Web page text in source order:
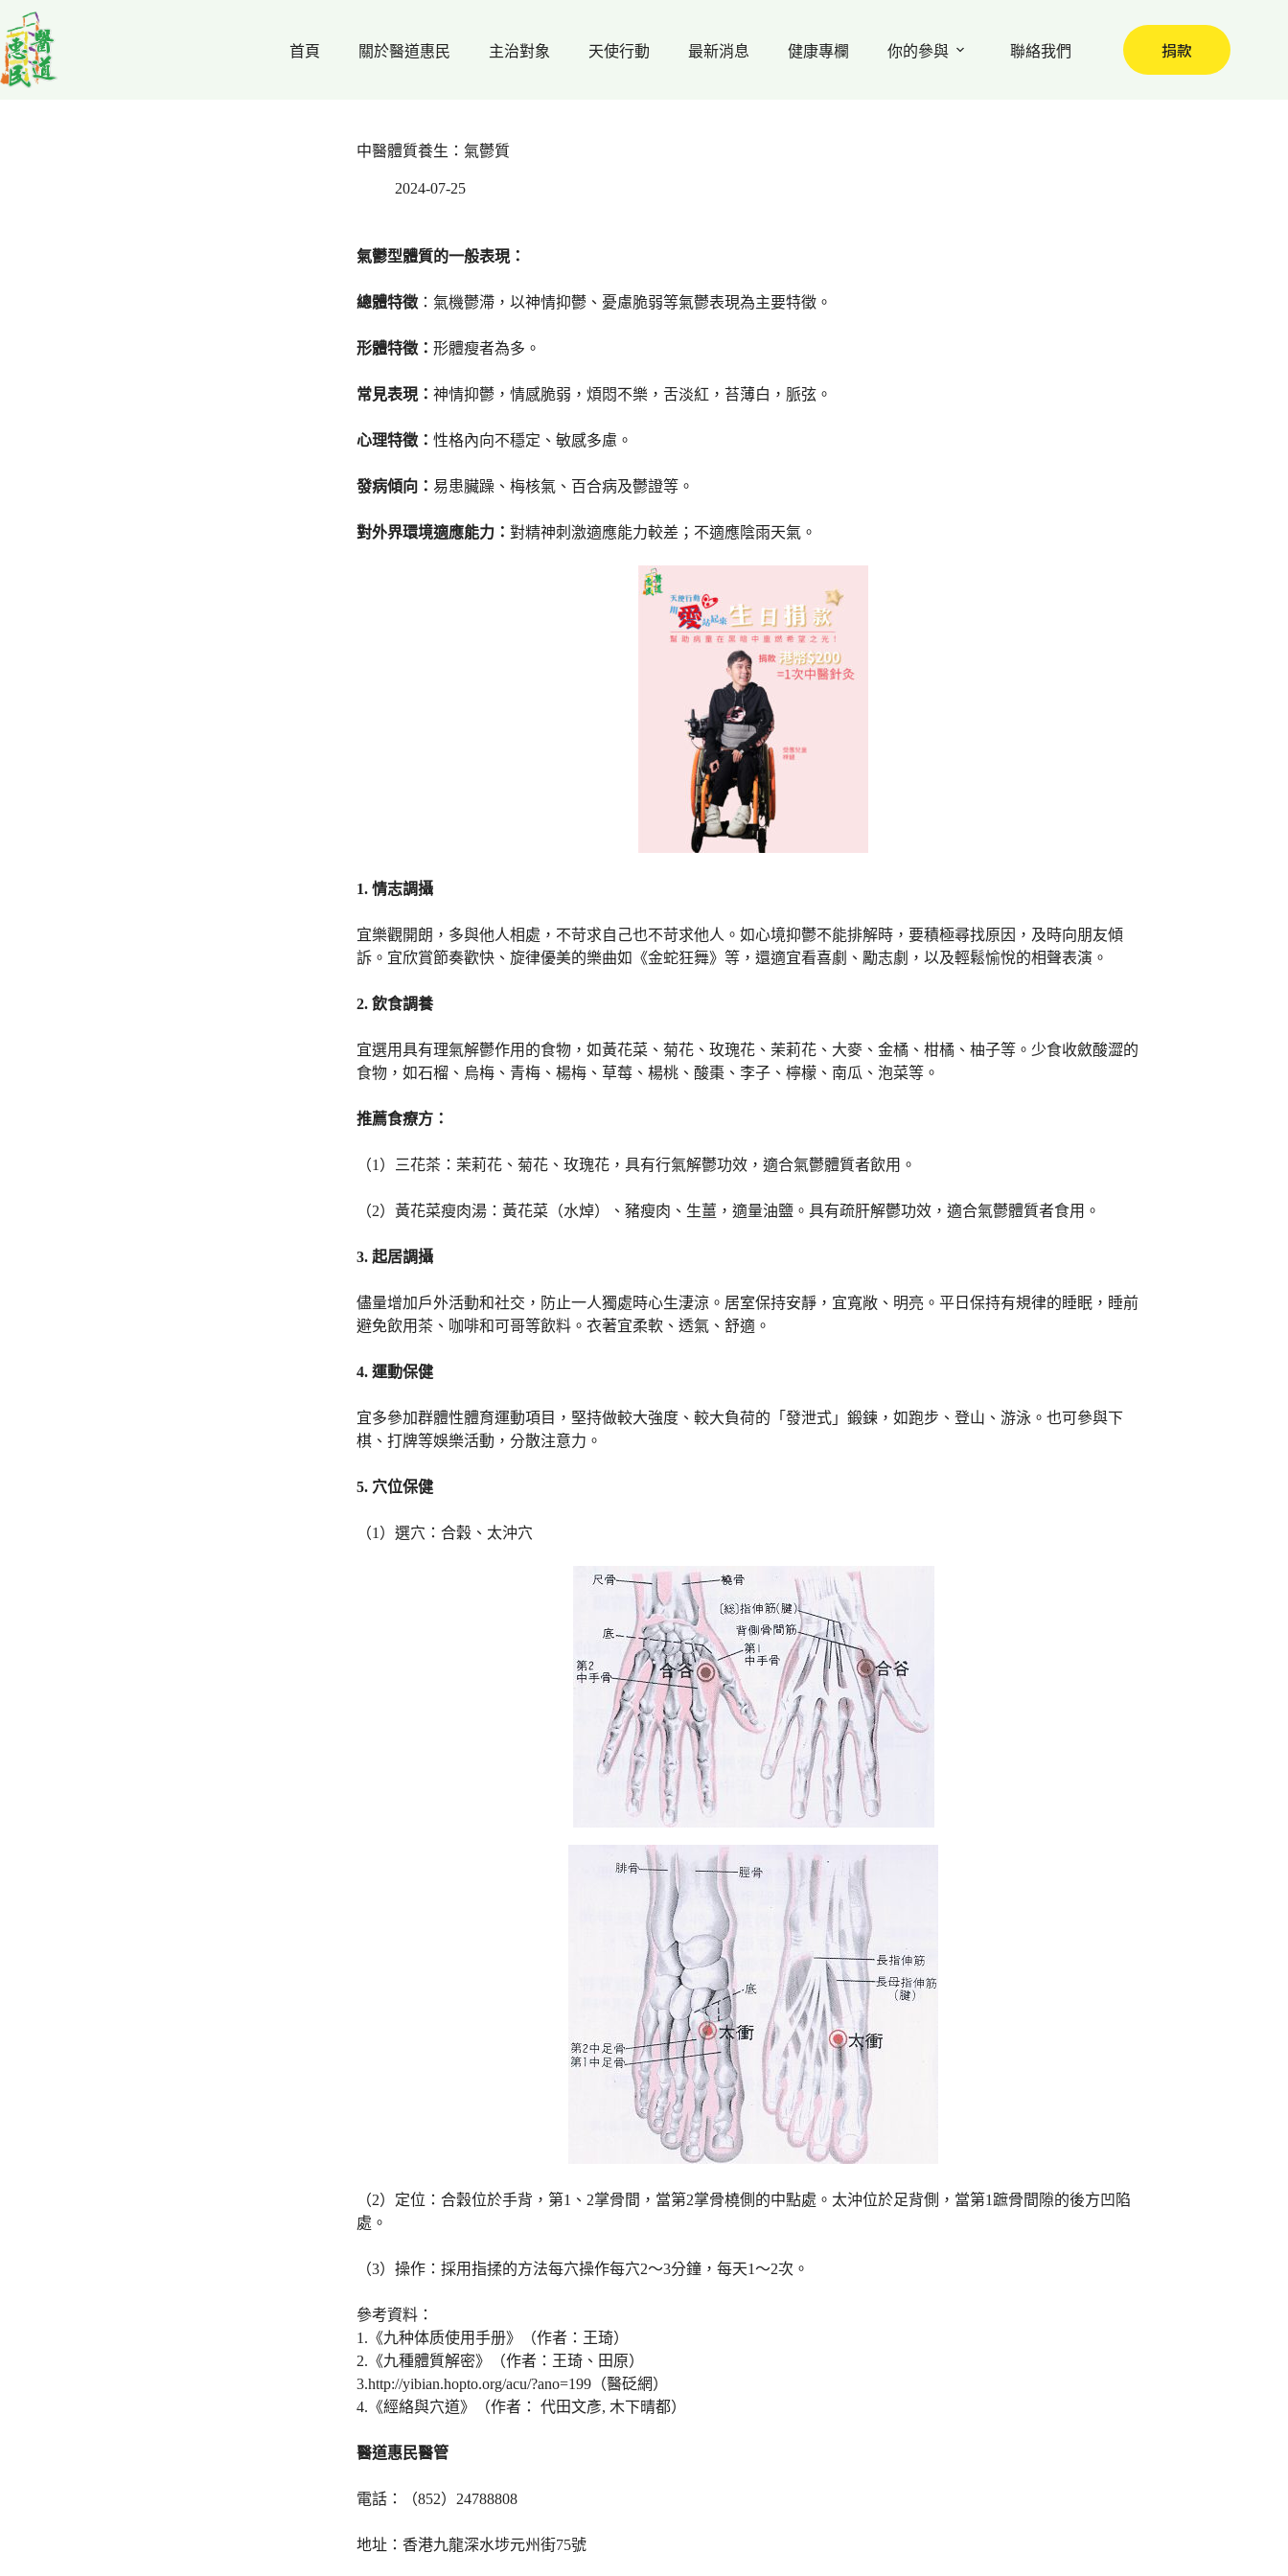
至
主
要
首頁 關於醫道惠民 主治對象 天使行動 最新消息 健康專欄 你的參與 聯絡我們 捐款
中醫體質養生：氣鬱質
2024-07-25
氣鬱型體質的一般表現：
總體特徵：氣機鬱滯，以神情抑鬱、憂慮脆弱等氣鬱表現為主要特徵。
形體特徵： 形體瘦者為多。
常見表現： 神情抑鬱，情感脆弱，煩悶不樂，舌淡紅，苔薄白，脈弦。
心理特徵： 性格內向不穩定、敏感多慮。
發病傾向： 易患臟躁、梅核氣、百合病及鬱證等。
對外界環境適應能力： 對精神刺激適應能力較差；不適應陰雨天氣。
1. 情志調攝
宜樂觀開朗，多與他人相處，不苛求自己也不苛求他人。如心境抑鬱不能排解時，要積極尋找原因，及時向朋友傾
訴。宜欣賞節奏歡快、旋律優美的樂曲如《金蛇狂舞》等，還適宜看喜劇、勵志劇，以及輕鬆愉悅的相聲表演。
2. 飲食調養
宜選用具有理氣解鬱作用的食物，如黃花菜、菊花、玫瑰花、茉莉花、大麥、金橘、柑橘、柚子等。少食收斂酸澀的
食物，如石榴、烏梅、青梅、楊梅、草莓、楊桃、酸棗、李子、檸檬、南瓜、泡菜等。
推薦食療方：
（1）三花茶：茉莉花、菊花、玫瑰花，具有行氣解鬱功效，適合氣鬱體質者飲用。
（2）黃花菜瘦肉湯：黃花菜（水焯）、豬瘦肉、生薑，適量油鹽。具有疏肝解鬱功效，適合氣鬱體質者食用。
3. 起居調攝
儘量增加戶外活動和社交，防止一人獨處時心生淒涼。居室保持安靜，宜寬敞、明亮。平日保持有規律的睡眠，睡前
避免飲用茶、咖啡和可哥等飲料。衣著宜柔軟、透氣、舒適。
4. 運動保健
宜多參加群體性體育運動項目，堅持做較大強度、較大負荷的「發泄式」鍛鍊，如跑步、登山、游泳。也可參與下
棋、打牌等娛樂活動，分散注意力。
5. 穴位保健
（1）選穴：合穀、太沖穴
（2）定位：合穀位於手背，第1、2掌骨間，當第2掌骨橈側的中點處。太沖位於足背側，當第1蹠骨間隙的後方凹陷
處。
（3）操作：採用指揉的方法每穴操作每穴2～3分鐘，每天1～2次。
參考資料：
1.《九种体质使用手册》（作者：王琦）
2.《九種體質解密》（作者：王琦、田原）
3.http://yibian.hopto.org/acu/?ano=199（醫砭網）
4.《經絡與穴道》（作者： 代田文彥, 木下晴都）
醫道惠民醫管
電話：（852）24788808
地址：香港九龍深水埗元州街75號